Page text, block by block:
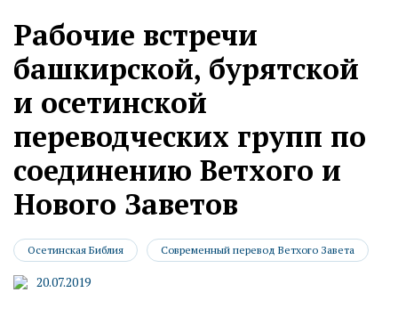
Рабочие встречи
башкирской, бурятской
и осетинской
переводческих групп по
соединению Ветхого и
Нового Заветов
Осетинская Библия Современный перевод Ветхого Завета
20.07.2019